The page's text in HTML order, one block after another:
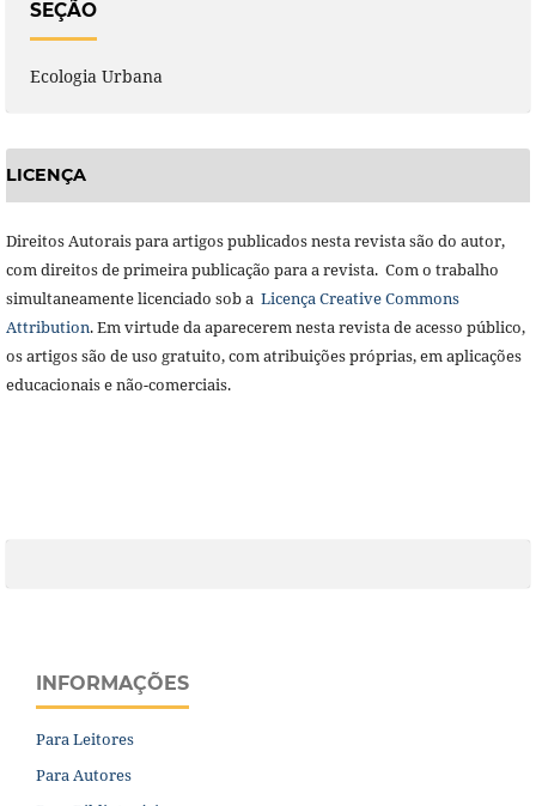
SEÇÃO
Ecologia Urbana
LICENÇA
Direitos Autorais para artigos publicados nesta revista são do autor,
com direitos de primeira publicação para a revista. Com o trabalho
simultaneamente licenciado sob a Licença Creative Commons
Attribution. Em virtude da aparecerem nesta revista de acesso público,
os artigos são de uso gratuito, com atribuições próprias, em aplicações
educacionais e não-comerciais.
INFORMAÇÕES
Para Leitores
Para Autores